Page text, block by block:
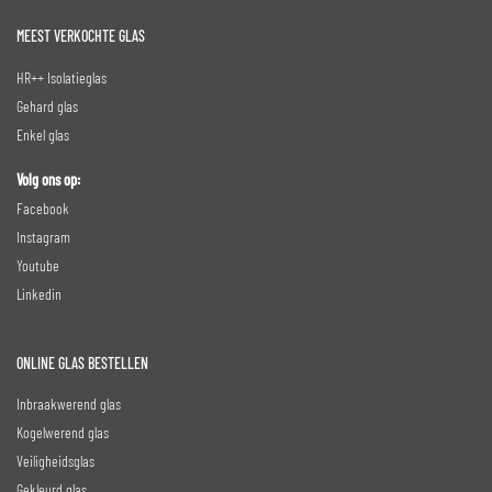
MEEST VERKOCHTE GLAS
HR++ Isolatieglas
Gehard glas
Enkel glas
Volg ons op:
Facebook
Instagram
Youtube
Linkedin
ONLINE GLAS BESTELLEN
Inbraakwerend glas
Kogelwerend glas
Veiligheidsglas